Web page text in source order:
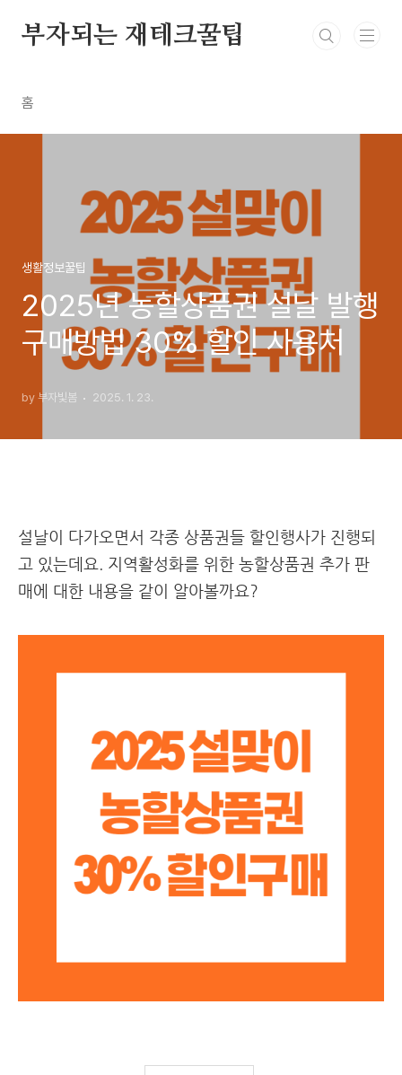
부자되는 재테크꿀팁
홈
생활정보꿀팁
2025년 농할상품권 설날 발행
구매방법 30% 할인 사용처
by 부자빛봄 2025. 1. 23.
설날이 다가오면서 각종 상품권들 할인행사가 진행되
고 있는데요. 지역활성화를 위한 농할상품권 추가 판
매에 대한 내용을 같이 알아볼까요?